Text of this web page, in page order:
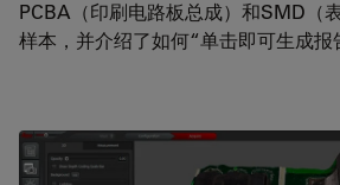
PCBA（印刷电路板总成）和SMD（
样本，并介绍了如何“单击即可生成报